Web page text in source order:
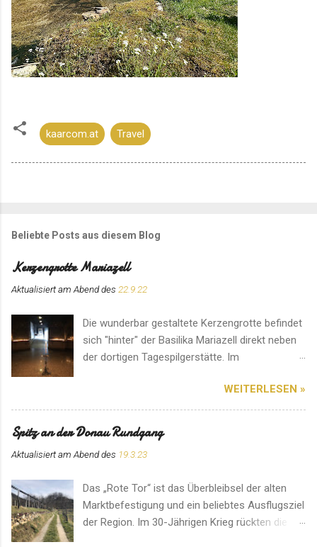
kaarcom.at Travel
Beliebte Posts aus diesem Blog
Kerzengrotte Mariazell
Aktualisiert am Abend des 22.9.22
Die wunderbar gestaltete Kerzengrotte befindet
sich "hinter" der Basilika Mariazell direkt neben
der dortigen Tagespilgerstätte. Im
angefertigte Kerzen erworben werden. Hier
herrscht eine ganz besondere Atmosphäre. Ein
Platz für ein Gebet im stillen Gedenken.
WEITERLESEN »
Spitz an der Donau Rundgang
Aktualisiert am Abend des 19.3.23
Das „Rote Tor“ ist das Überbleibsel der alten
Marktbefestigung und ein beliebtes Ausflugsziel
der Region. Im 30-Jährigen Krieg rückten die